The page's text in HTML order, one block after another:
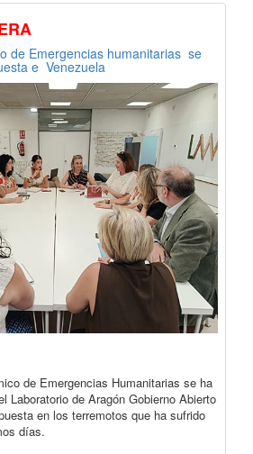
de Emergencias humanitarias se
e Venezuela
de Emergencias Humanitarias se ha
Laboratorio de Aragón Gobierno Abierto
en los terremotos que ha sufrido
días.